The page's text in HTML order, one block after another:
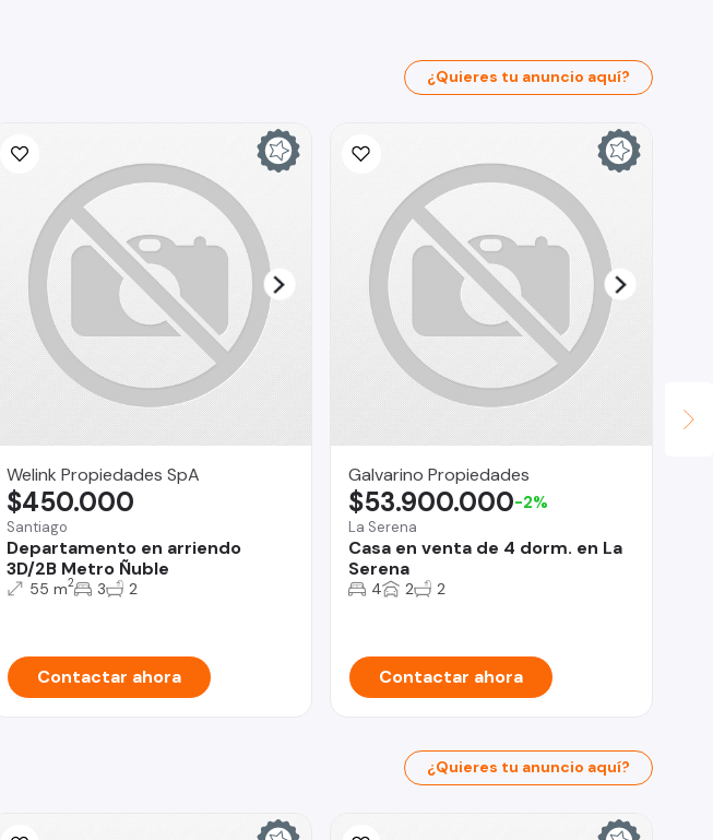
¿Quieres tu anuncio aquí?
Welink Propiedades SpA
Santiago
Departamento en arriendo
3D/2B Metro Ñuble
$450.000
55 m2 3 2
Contactar ahora
Galvarino Propiedades
La Serena
Casa en venta de 4 dorm. en La
Serena
$53.900.000-2%
4 2 2
Contactar ahora
¿Quieres tu anuncio aquí?